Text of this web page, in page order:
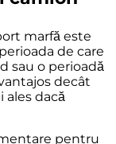
marfă este
de care
sau o perioadă
decât
ales dacă
pentru